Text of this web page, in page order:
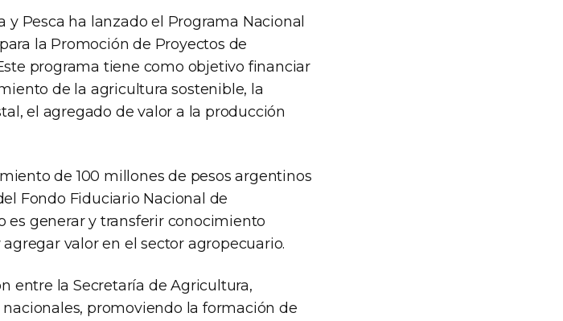
Pesca ha lanzado el Programa Nacional
la Promoción de Proyectos de
programa tiene como objetivo financiar
de la agricultura sostenible, la
el agregado de valor a la producción
de 100 millones de pesos argentinos
Fondo Fiduciario Nacional de
es generar y transferir conocimiento
valor en el sector agropecuario.
entre la Secretaría de Agricultura,
promoviendo la formación de